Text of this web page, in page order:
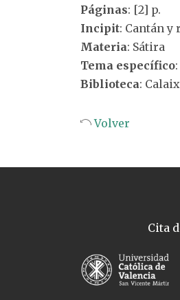
Páginas: [2] p.
Incipit: Cantán y
Materia: Sátira
Tema específico
Biblioteca:
Volver
Cita